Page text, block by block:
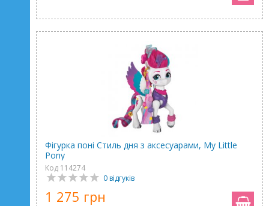
Фігурка поні Стиль дня з аксесуарами, My Little
Pony
Код 114274
0 відгуків
1 275 грн